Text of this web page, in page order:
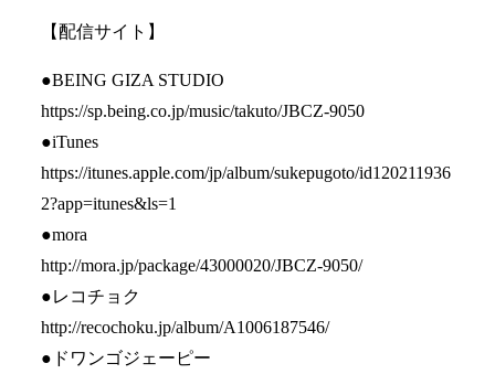
【配信サイト】
●BEING GIZA STUDIO
https://sp.being.co.jp/music/takuto/JBCZ-9050
●iTunes
https://itunes.apple.com/jp/album/sukepugoto/id120211936
2?app=itunes&ls=1
●mora
http://mora.jp/package/43000020/JBCZ-9050/
●レコチョク
http://recochoku.jp/album/A1006187546/
●ドワンゴジェーピー